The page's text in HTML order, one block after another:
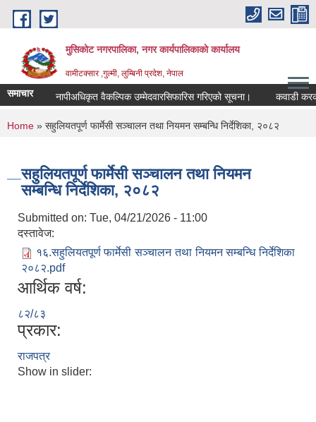
Skip to main content
मुसिकोट नगरपालिका, नगर कार्यपालिकाकाे कार्यालय
वामीटक्सार ,गुल्मी, लुम्बिनी प्रदेश, नेपाल
समाचार नापीअधिकृत वैकल्पिक उम्मेदवारसिफारिस गरिएको सूचना। कवाडी करको
You are here
Home » सहुलियतपूर्ण फार्मेसी सञ्चालन तथा नियमन सम्बन्धि निर्देशिका, २०८२
सहुलियतपूर्ण फार्मेसी सञ्चालन तथा नियमन
सम्बन्धि निर्देशिका, २०८२
Submitted on: Tue, 04/21/2026 - 11:00
दस्तावेज:
१६.सहुलियतपूर्ण फार्मेसी सञ्चालन तथा नियमन सम्बन्धि निर्देशिका
२०८२.pdf
आर्थिक वर्ष:
८२/८३
प्रकार:
राजपत्र
Show in slider: